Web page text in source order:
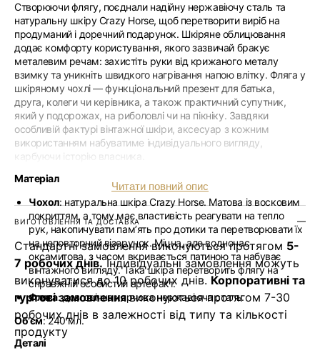
Створюючи флягу, поєднали надійну нержавіючу сталь та
натуральну шкіру Crazy Horse, щоб перетворити виріб на
продуманий і доречний подарунок. Шкіряне облицювання
додає комфорту користування, якого зазвичай бракує
металевим речам: захистіть руки від крижаного металу
взимку та уникніть швидкого нагрівання напою влітку. Фляга у
шкіряному чохлі — функціональний презент для батька,
друга, колеги чи керівника, а також практичний супутник,
який у подорожах, на риболовлі чи на пікніку. Завдяки
особливій фактурі вінтажної шкіри, аксесуар з кожним
використанням набуватиме індивідуального вигляду,
карбуючи історію власника.
Матеріал
Чохол: натуральна шкіра Crazy Horse. Матова із восковим
покриттям, а тому має властивість реагувати на тепло
рук, накопичувати памʼять про дотики та перетворювати їх
на неповторний візерунок. Міцна, але водночас
оксамитова, з часом вкривається патиною та набуває
вінтажного вигляду. Така шкіра перетворить флягу на
справжній особистий артефакт.
Фляга: довговічна харчова нержавіюча сталь.
Обʼєм: 240 мл.
Деталі
Читати повний опис
ВИГОТОВЛЕННЯ ТА ДОСТАВКА
Стандартні замовлення виконуються протягом 5-
7 робочих днів.Індивідуальні замовлення можуть
виконуватися до 10 робочих днів. Корпоративні та
гуртові замовленнявиконуються протягом 7-30
робочих днів в залежності від типу та кількості
продукту